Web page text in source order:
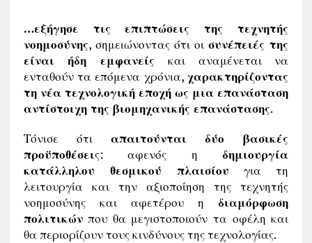
…εξήγησε τις επιπτώσεις της τεχνητής
νοημοσύνης, σημειώνοντας ότι οισυνέπειές της
είναι ήδη εμφανείς και αναμένεται να
ενταθούν τα επόμενα χρόνια,χαρακτηρίζοντας
τη νέα τεχνολογική εποχή ως μια επανάσταση
αντίστοιχη της βιομηχανικής επανάστασης.
Τόνισε ότι απαιτούνται δύο βασικές
προϋποθέσεις: αφενός ηδημιουργία
κατάλληλου θεσμικού πλαισίου για τη
λειτουργία και την αξιοποίηση της τεχνητής
νοημοσύνης και αφετέρου ηδιαμόρφωση
πολιτικώνπου θα μεγιστοποιούν τα οφέλη και
θα περιορίζουν τους κινδύνους της τεχνολογίας.